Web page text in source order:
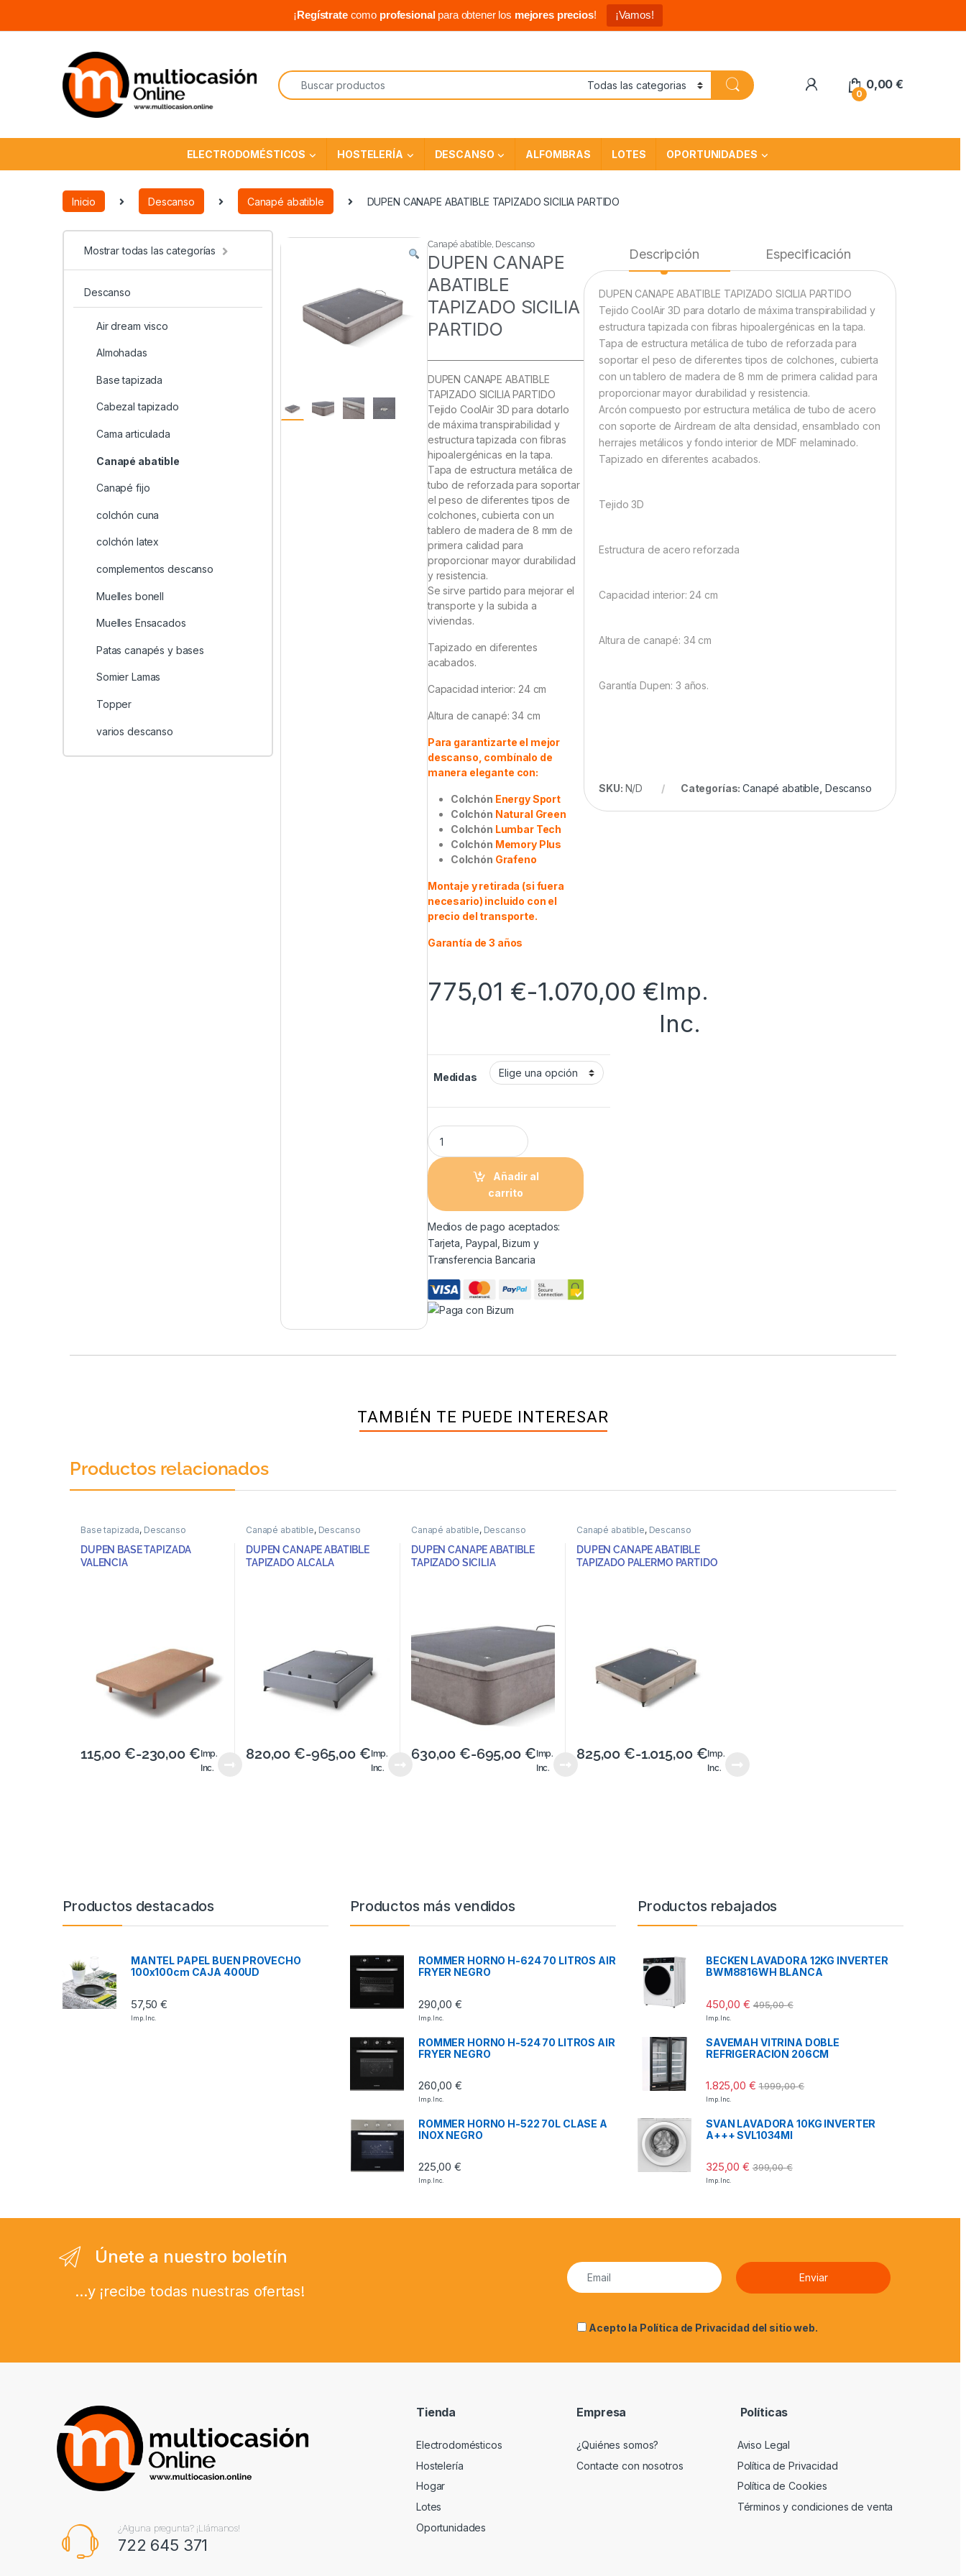
¡Regístratecomo profesionalpara obtener los mejores precios! ¡Vamos!
0
0,00€
ELECTRODOMÉSTICOS HOSTELERÍA DESCANSO ALFOMBRAS LOTES OPORTUNIDADES
Inicio Descanso Canapé abatible DUPEN CANAPE ABATIBLE TAPIZADO SICILIA PARTIDO
Mostrar todas las categorías
Descanso
Air dream visco
Almohadas
Base tapizada
Cabezal tapizado
Cama articulada
Canapé abatible
Canapé fijo
colchón cuna
colchón latex
complementos descanso
Muelles bonell
Muelles Ensacados
Patas canapés y bases
Somier Lamas
Topper
varios descanso
Canapé abatible, Descanso
DUPEN CANAPE
ABATIBLE
TAPIZADO SICILIA
PARTIDO
DUPEN CANAPE ABATIBLE
TAPIZADO SICILIA PARTIDO
Tejido CoolAir 3D para dotarlo
de máxima transpirabilidad y
estructura tapizada con fibras
hipoalergénicas en la tapa.
Tapa de estructura metálica de
tubo de reforzada para soportar
el peso de diferentes tipos de
colchones, cubierta con un
tablero de madera de 8 mm de
primera calidad para
proporcionar mayor durabilidad
y resistencia.
Se sirve partido para mejorar el
transporte y la subida a
viviendas.
Tapizado en diferentes
acabados.
Capacidad interior: 24 cm
Altura de canapé: 34 cm
Para garantizarte el mejor
descanso, combínalo de
manera elegante con:
Colchón Energy Sport
Colchón Natural Green
Colchón Lumbar Tech
Colchón Memory Plus
Colchón Grafeno
Montaje y retirada (si fuera
necesario) incluido con el
precio del transporte.
Garantía de 3 años
775,01 €-1.070,00 €Imp.
Inc.
Medidas
Añadir al
carrito
Medios de pago aceptados:
Tarjeta, Paypal, Bizum y
Transferencia Bancaria
Descripción Especificación
DUPEN CANAPE ABATIBLE TAPIZADO SICILIA PARTIDO
Tejido CoolAir 3D para dotarlo de máxima transpirabilidad y
estructura tapizada con fibras hipoalergénicas en la tapa.
Tapa de estructura metálica de tubo de reforzada para
soportar el peso de diferentes tipos de colchones, cubierta
con un tablero de madera de 8 mm de primera calidad para
proporcionar mayor durabilidad y resistencia.
Arcón compuesto por estructura metálica de tubo de acero
con soporte de Airdream de alta densidad, ensamblado con
herrajes metálicos y fondo interior de MDF melaminado.
Tapizado en diferentes acabados.
Tejido 3D
Estructura de acero reforzada
Capacidad interior: 24 cm
Altura de canapé: 34 cm
Garantía Dupen: 3 años.
SKU: N/D Categorías:Canapé abatible Descanso
TAMBIÉN TE PUEDE INTERESAR
Productos relacionados
Base tapizada, Descanso
DUPEN BASE TAPIZADA
VALENCIA
115,00 €-230,00 €Imp.
Inc.
Canapé abatible, Descanso
DUPEN CANAPE ABATIBLE
TAPIZADO ALCALA
820,00 €-965,00 €Imp.
Inc.
Canapé abatible, Descanso
DUPEN CANAPE ABATIBLE
TAPIZADO SICILIA
630,00 €-695,00 €Imp.
Inc.
Canapé abatible, Descanso
DUPEN CANAPE ABATIBLE
TAPIZADO PALERMO PARTIDO
825,00 €-1.015,00 €Imp.
Inc.
Productos destacados
MANTEL PAPEL BUEN PROVECHO
100x100cm CAJA 400UD
57,50€
Imp. Inc.
Productos más vendidos
ROMMER HORNO H-624 70 LITROS AIR
FRYER NEGRO
290,00€
Imp. Inc.
ROMMER HORNO H-524 70 LITROS AIR
FRYER NEGRO
260,00€
Imp. Inc.
ROMMER HORNO H-522 70L CLASE A
INOX NEGRO
225,00€
Imp. Inc.
Productos rebajados
BECKEN LAVADORA 12KG INVERTER
BWM8816WH BLANCA
450,00€ 495,00€
Imp. Inc.
SAVEMAH VITRINA DOBLE
REFRIGERACION 206CM
1.825,00 € 1.999,00€
Imp. Inc.
SVAN LAVADORA 10KG INVERTER
A+++ SVL1034MI
325,00€ 399,00€
Imp. Inc.
Únete a nuestro boletín
...y ¡recibe todas nuestras ofertas!
Acepto la Política de Privacidad del sitio web.
¿Alguna pregunta? ¡Llámanos!
722 645 371
Tienda
Electrodomésticos
Hostelería
Hogar
Lotes
Oportunidades
Empresa
¿Quiénes somos?
Contacte con nosotros
Políticas
Aviso Legal
Política de Privacidad
Política de Cookies
Términos y condiciones de venta